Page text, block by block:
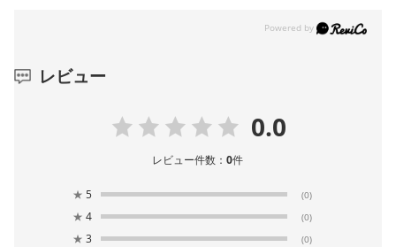
レビュー
0.0
レビュー件数：0件
★ 5 (0)
★ 4 (0)
★ 3 (0)